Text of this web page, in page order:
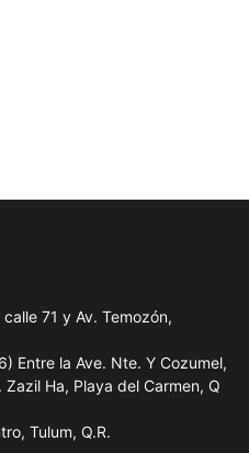
71 y Av. Temozón,
Entre la Ave. Nte. Y Cozumel,
Zazil Ha, Playa del Carmen, Q
Tulum, Q.R.